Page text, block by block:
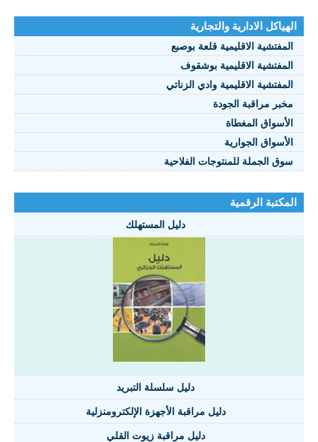
الادارية والتجارية
الاقليمية قلعة بوصبع
الاقليمية بوشقوف
الاقليمية وادي الزناتي
مراقبة الجودة
المغطاة
الجوارية
الجملة للمنتوجات الفلاحية
الرقمية
دليل المستهلك
دليل سلسلة التبريد
دليل مراقبة الأجهزة الإلكترومنزلية
دليل مراقبة زيوت القلي